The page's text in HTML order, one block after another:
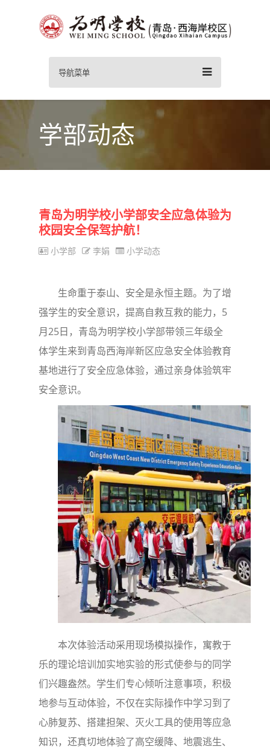
导航菜单
学部动态
青岛为明学校小学部安全应急体验为
校园安全保驾护航！
小学部 李娟 小学动态
生命重于泰山、安全是永恒主题。为了增
强学生的安全意识，提高自救互救的能力，5
月25日，青岛为明学校小学部带领三年级全
体学生来到青岛西海岸新区应急安全体验教育
基地进行了安全应急体验，通过亲身体验筑牢
安全意识。
本次体验活动采用现场模拟操作，寓教于
乐的理论培训加实地实验的形式使参与的同学
们兴趣盎然。学生们专心倾听注意事项，积极
地参与互动体验，不仅在实际操作中学习到了
心肺复苏、搭建担架、灭火工具的使用等应急
知识，还真切地体验了高空缓降、地震逃生、